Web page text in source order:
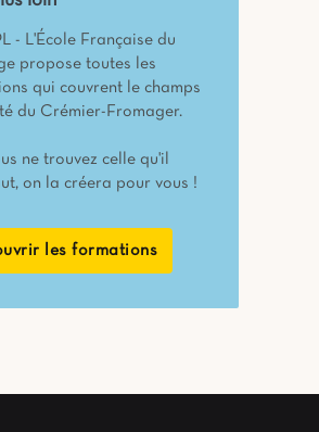
- L'École Française du
propose toutes les
qui couvrent le champs
du Crémier-Fromager.
ne trouvez celle qu'il
on la créera pour vous !
les formations